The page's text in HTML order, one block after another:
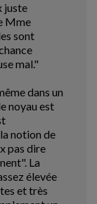
juste
Mme
sont
mal."
dans un
noyau est
notion de
pas dire
La
élevée
et très